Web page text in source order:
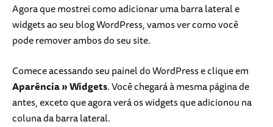
Agora que mostrei como adicionar uma barra lateral e
widgets ao seu blog WordPress, vamos ver como você
pode remover ambos do seu site.
Comece acessando seu painel do WordPress e clique em
Aparência» Widgets. Você chegará à mesma página de
antes, exceto que agora verá os widgets que adicionou na
coluna da barra lateral.